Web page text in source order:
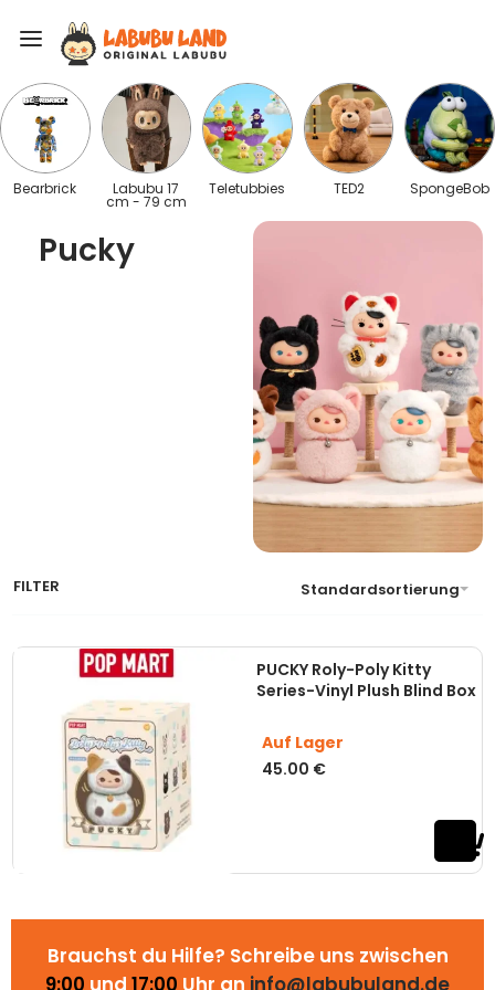
Bearbrick Labubu 17
cm - 79 cm
Teletubbies TED2 SpongeBob
Pucky
Standardsortierung
FILTER
PUCKY Roly-Poly Kitty
Series-Vinyl Plush Blind Box
Auf Lager
45.00 €
Brauchst du Hilfe? Schreibe uns zwischen
9:00 und 17:00 Uhr an info@labubuland.de